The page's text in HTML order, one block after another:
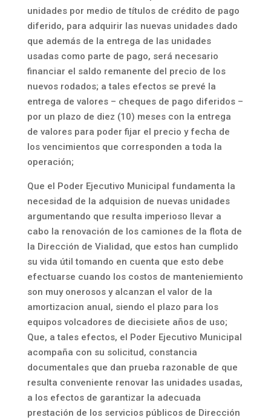
unidades por medio de títulos de crédito de pago
diferido, para adquirir las nuevas unidades dado
que además de la entrega de las unidades
usadas como parte de pago, será necesario
financiar el saldo remanente del precio de los
nuevos rodados; a tales efectos se prevé la
entrega de valores – cheques de pago diferidos –
por un plazo de diez (10) meses con la entrega
de valores para poder fijar el precio y fecha de
los vencimientos que corresponden a toda la
operación;
Que el Poder Ejecutivo Municipal fundamenta la
necesidad de la adquision de nuevas unidades
argumentando que resulta imperioso llevar a
cabo la renovación de los camiones de la flota de
la Dirección de Vialidad, que estos han cumplido
su vida útil tomando en cuenta que esto debe
efectuarse cuando los costos de manteniemiento
son muy onerosos y alcanzan el valor de la
amortizacion anual, siendo el plazo para los
equipos volcadores de diecisiete años de uso;
Que, a tales efectos, el Poder Ejecutivo Municipal
acompaña con su solicitud, constancia
documentales que dan prueba razonable de que
resulta conveniente renovar las unidades usadas,
a los efectos de garantizar la adecuada
prestación de los servicios públicos de Dirección